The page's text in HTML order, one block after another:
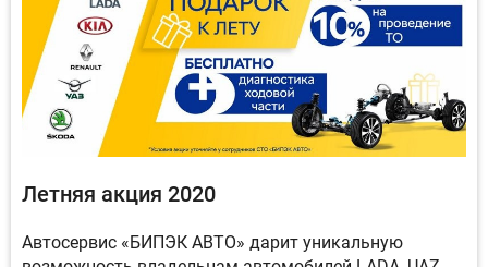
Летняя акция 2020
Автосервис «БИПЭК АВТО» дарит уникальную